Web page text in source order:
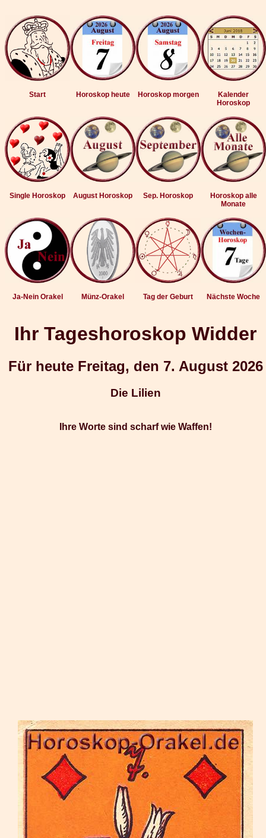
Start Horoskop heute Horoskop morgen
Kalender
Horoskop
Single Horoskop August Horoskop Sep. Horoskop
Horoskop alle
Monate
Ja-Nein Orakel Münz-Orakel Tag der Geburt Nächste Woche
Ihr Tageshoroskop Widder
Für heute Freitag, den 7. August 2026
Die Lilien
Ihre Worte sind scharf wie Waffen!